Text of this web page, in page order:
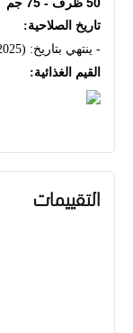
50 ظرف - 75 جم
تاريخ الصلاحية:
- ينتهي بتاريخ: (10/2025)
القيم الغذائية:
التقييمات